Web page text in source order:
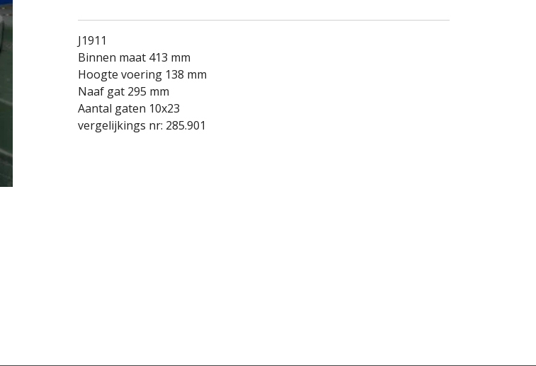
J1911
Binnen maat 413 mm
Hoogte voering 138 mm
Naaf gat 295 mm
Aantal gaten 10x23
vergelijkings nr: 285.901